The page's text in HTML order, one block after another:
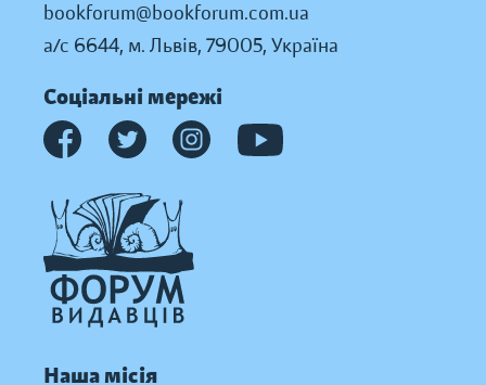
bookforum@bookforum.com.ua
а/с 6644, м. Львів, 79005, Україна
Соціальні мережі
Наша місія